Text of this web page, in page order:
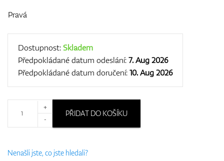
Dárkové poukazy
Pravá
Dostupnost:Skladem
Předpokládané datum odeslání:7. Aug 2026
Předpokládané datum doručení:10. Aug 2026
+
-
PŘIDAT DO KOŠÍKU
Nenašli jste, co jste hledali?